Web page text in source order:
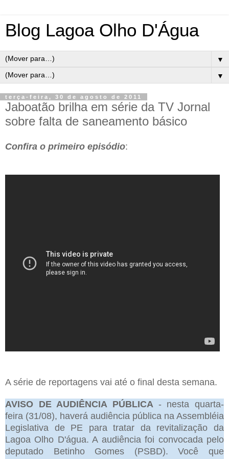
Blog Lagoa Olho D'Água
▼
▼
terça-feira, 30 de agosto de 2011
Jaboatão brilha em série da TV Jornal
sobre falta de saneamento básico
Confira o primeiro episódio:
A série de reportagens vai até o final desta semana.
AVISO DE AUDIÊNCIA PÚBLICA - nesta quarta-
feira (31/08), haverá audiência pública na Assembléia
Legislativa de PE para tratar da revitalização da
Lagoa Olho D'água. A audiência foi convocada pelo
deputado Betinho Gomes (PSBD). Você que